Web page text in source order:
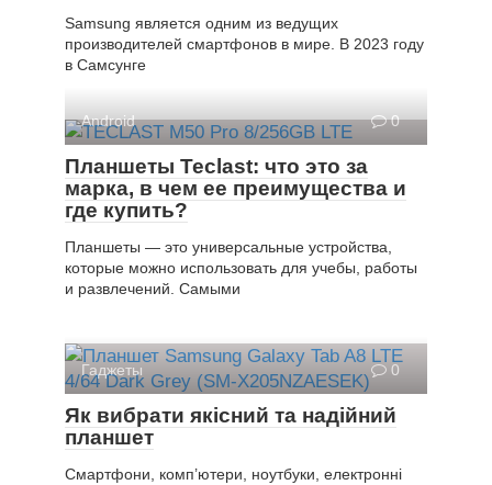
Samsung является одним из ведущих
производителей смартфонов в мире. В 2023 году
в Самсунге
Android 0
Планшеты Teclast: что это за
марка, в чем ее преимущества и
где купить?
Планшеты — это универсальные устройства,
которые можно использовать для учебы, работы
и развлечений. Самыми
Гаджеты 0
Як вибрати якісний та надійний
планшет
Смартфони, комп’ютери, ноутбуки, електронні